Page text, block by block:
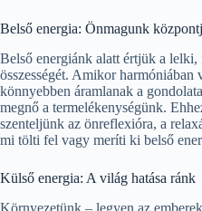
Belső energia: Önmagunk
Belső energiánk alatt értjük a
összességét. Amikor
könnyebben áramlanak a
megnő a termelékenységünk.
szenteljünk az önreflexióra, a
mi tölti fel vagy meríti ki belső
Külső energia: A világ hatása ránk
Környezetünk – legyen az